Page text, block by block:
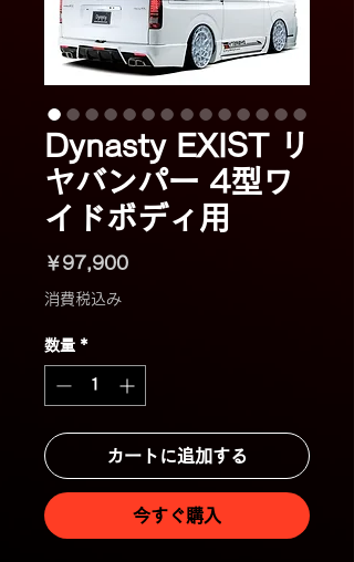
Dynasty EXIST リ
ヤバンパー 4型ワ
イドボディ用
￥97,900価
消費税込み
数量 *
カートに追加する
今すぐ購入